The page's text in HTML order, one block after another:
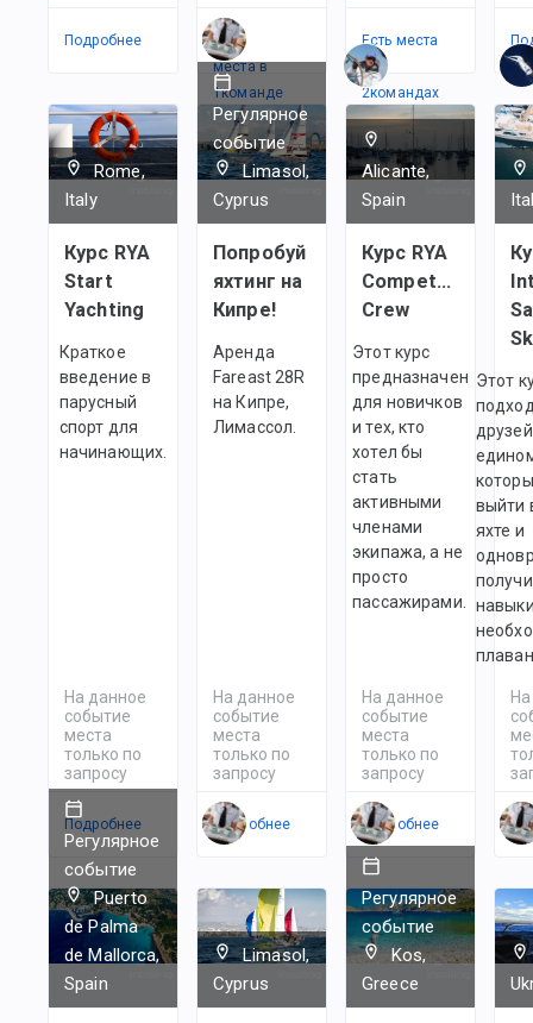
Подробнее
Есть
места в
1командe
Есть места
в
2командах
Rome,
Italy
Курс RYA
Start
Yachting
Краткое
введение в
парусный
спорт для
начинающих.
На данное
событие
места
только по
запросу
Подробнее
Регулярное
событие
Limasol,
Cyprus
Попробуй
яхтинг на
Кипре!
Аренда
Fareast 28R
на Кипре,
Лимассол.
На данное
событие
места
только по
запросу
Подробнее
Alicante,
Spain
Курс RYA
Competent
Crew
Этот курс
предназначен
для новичков
и тех, кто
хотел бы
стать
активными
членами
экипажа, а не
просто
пассажирами.
На данное
событие
места
только по
запросу
Подробнее
Этот
выйти
яхте и
Регулярное
событие
Puerto
de Palma
de Mallorca,
Spain
Limasol,
Cyprus
Регулярное
событие
Kos,
Greece